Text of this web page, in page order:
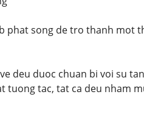
phat song de tro thanh mot
deu duoc chuan bi voi su
tuong tac, tat ca deu nham